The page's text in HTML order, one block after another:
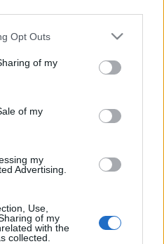
uses one or more Google
behaviour. You may click to
and its third-party tags to
purposes in below Google
Opt Outs
of my
of my
my
Advertising.
Use,
of my
with the
collected.